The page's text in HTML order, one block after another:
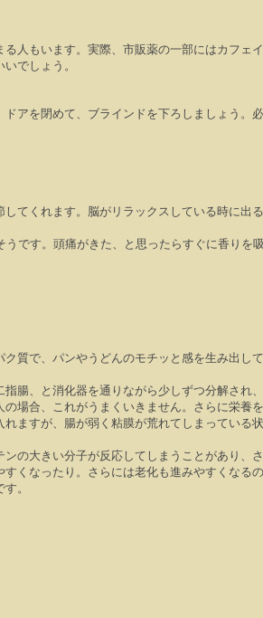
人もいます。実際、市販薬の一部にはカフェ
でしょう。
アを閉めて、ブラインドを下ろしましょう。
てくれます。脳がリラックスしている時に出
です。頭痛がきた、と思ったらすぐに香りを
質で、パンやうどんのモチッと感を生み出して
腸、と消化器を通りながら少しずつ分解され
場合、これがうまくいきません。さらに栄養
ますが、腸が弱く粘膜が荒れてしまっている
の大きい分子が反応してしまうことがあり、
くなったり。さらには老化も進みやすくなるの
。